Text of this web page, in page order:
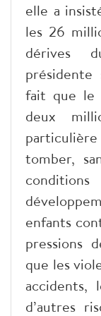
elle a
les 26
dérives
fait que le
deux
tomber,
enfants
pressions
que les
accidents,
d’autres